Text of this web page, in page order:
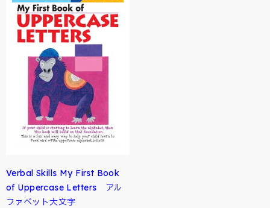
Verbal Skills My First Book
of Uppercase Letters アル
ファベット大文字